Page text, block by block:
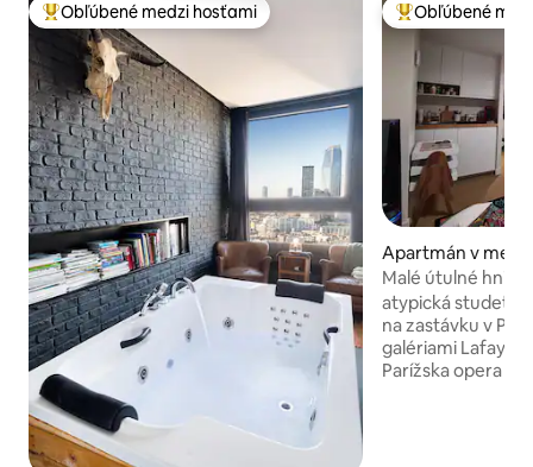
Najobľúbenejšie medzi hosťami
Obľúbené medzi hosťami Najobľúbenejšie
Obľúbené
Apartmán v
Malé útulné
atypická studette
na zastávku v
galériami
Parížska opera